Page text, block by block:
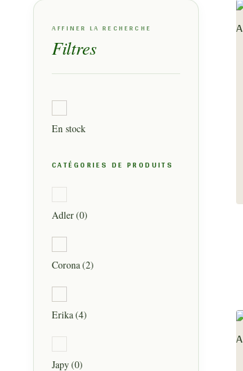
AFFINER LA RECHERCHE
Filtres
En stock
CATÉGORIES DE PRODUITS
Adler(0)
Corona(2)
Erika(4)
Japy(0)